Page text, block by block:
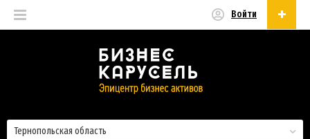
Войти
Тернопольская область